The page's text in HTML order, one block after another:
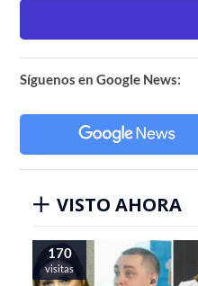
Síguenos en Google News:
VISTO AHORA
170
visitas